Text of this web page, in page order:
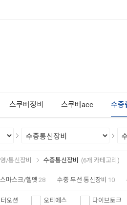
스쿠버장비 스쿠버acc 수중
/통신장비 수중통신장비 (6개 카테고리)
마스크/헬멧 28 수중 무선 통신장비 10
오션 오티에스 다이브토크